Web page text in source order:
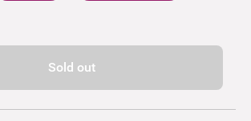
Sold out